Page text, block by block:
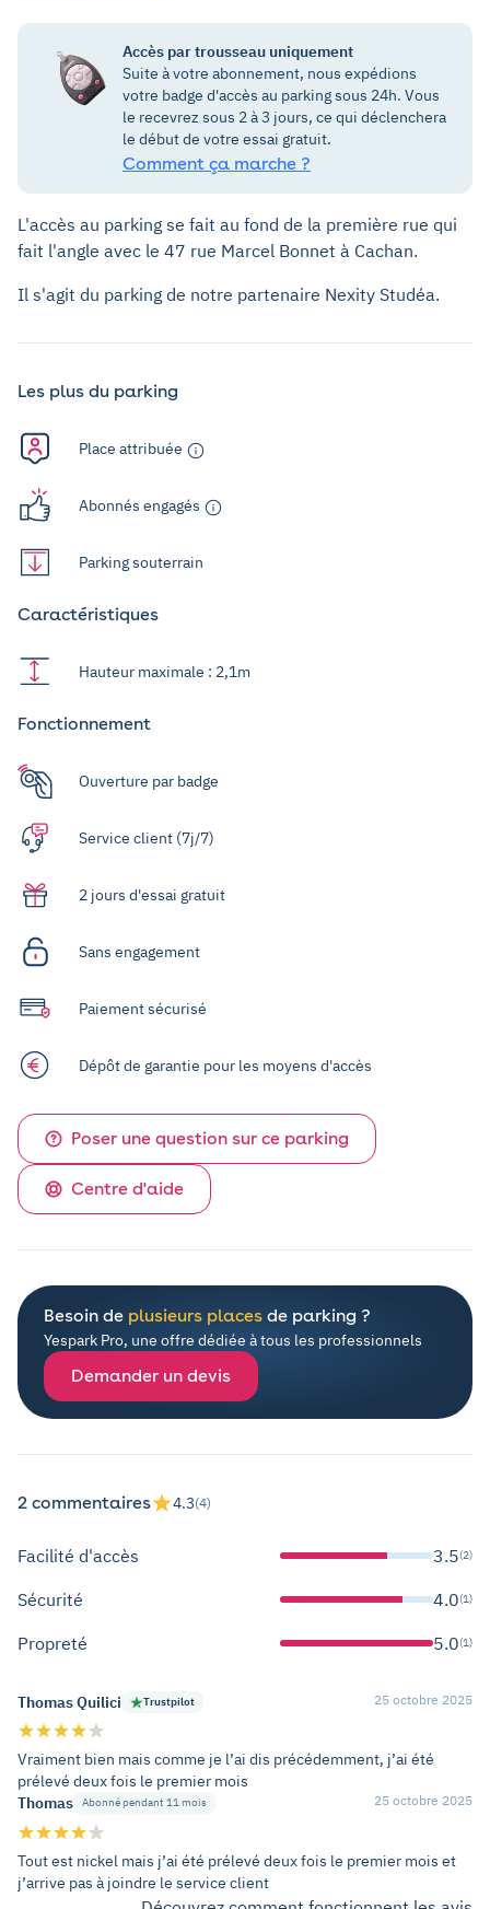
Accès par trousseau uniquement
Suite à votre abonnement, nous expédions
votre badge d'accès au parking sous 24h. Vous
le recevrez sous 2 à 3 jours, ce qui déclenchera
le début de votre essai gratuit.
Comment ça marche ?
L'accès au parking se fait au fond de la première rue qui
fait l'angle avec le 47 rue Marcel Bonnet à Cachan.
Il s'agit du parking de notre partenaire Nexity Studéa.
Les plus du parking
Place attribuée
Abonnés engagés
Parking souterrain
Caractéristiques
Hauteur maximale : 2,1m
Fonctionnement
Ouverture par badge
Service client (7j/7)
2 jours d'essai gratuit
Sans engagement
Paiement sécurisé
Dépôt de garantie pour les moyens d'accès
Poser une question sur ce parking
Centre d'aide
Besoin de plusieurs places de parking ?
Yespark Pro, une offre dédiée à tous les professionnels
Demander un devis
2 commentaires 4.3(4)
Facilité d'accès 3.5(2)
Sécurité 4.0(1)
Propreté 5.0(1)
Thomas Quilici Trustpilot 25 octobre 2025
Vraiment bien mais comme je l’ai dis précédemment, j’ai été
prélevé deux fois le premier mois
Thomas
Abonné pendant 11 mois 25 octobre 2025
Tout est nickel mais j’ai été prélevé deux fois le premier mois et
j’arrive pas à joindre le service client